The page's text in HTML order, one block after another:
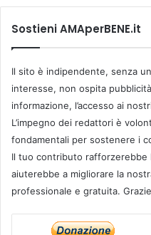
Sostieni AMAperBENE.it
Il sito è indipendente, senza
interesse, non ospita
informazione, l’accesso ai
L’impegno dei redattori è
fondamentali per sostenere i
Il tuo contributo rafforzerebbe
aiuterebbe a migliorare la
professionale e gratuita.